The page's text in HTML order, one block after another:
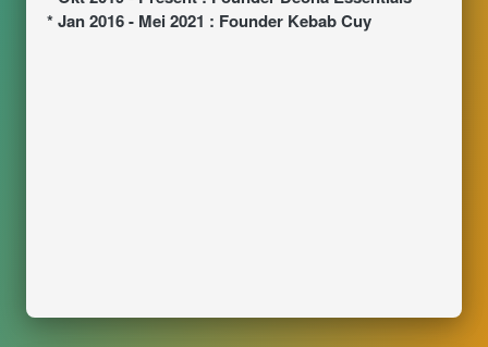
* Jan 2016 - Mei 2021 : Founder Kebab Cuy